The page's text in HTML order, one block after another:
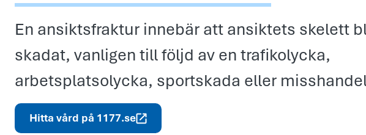
En ansiktsfraktur innebär att ansiktets skelett
skadat, vanligen till följd av en trafikolycka,
arbetsplatsolycka, sportskada eller
Hitta vård på 1177.se